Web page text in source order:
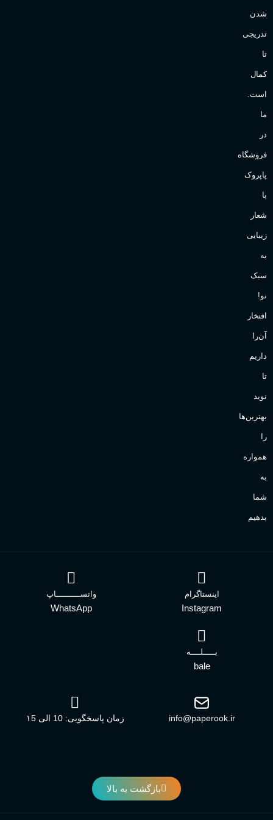
شدن
تدریجی
تا
کمال
است.
ما
در
فروشگاه
پاپروک
با
شعار
زیبایی
به
سبک
نو!
افتخار
آن‌را
داریم
تا
نوید
بهترین‌ها
را
همواره
به
شما
بدهیم
اینستاگرام
Instagram
واتســــــــــاپ
WhatsApp
بـــــلــــه
bale
info@paperook.ir زمان پاسخگویی: 10 الی ۱5
بازگشت به بالا